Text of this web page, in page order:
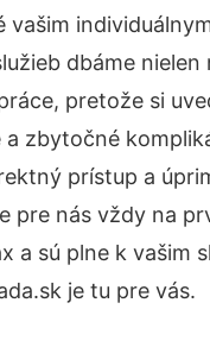
dbáme
pretože si
zbytočné
prístup a
pre nás vždy na
a sú plne k vašim
je tu pre vás.